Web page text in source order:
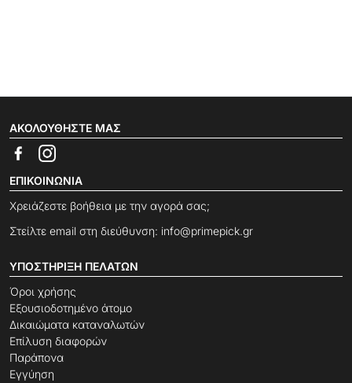
ΑΚΟΛΟΥΘΉΣΤΕ ΜΑΣ
ΕΠΙΚΟΙΝΩΝΊΑ
Χρειάζεστε βοήθεια με την αγορά σας;
Στείλτε email στη διεύθυνση: info@primepick.gr
ΥΠΟΣΤΉΡΙΞΗ ΠΕΛΑΤΏΝ
Όροι χρήσης
Εξουσιοδοτημένο άτομο
Δικαιώματα καταναλωτών
Επίλυση διαφορών
Παράπονα
Εγγύηση